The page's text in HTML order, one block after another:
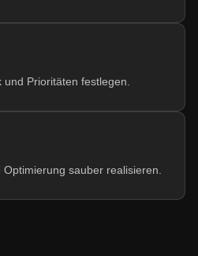
Prioritäten festlegen.
sauber realisieren.